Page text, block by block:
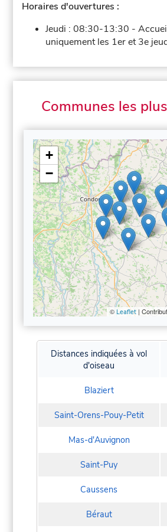
Horaires d'ouvertures :
Jeudi :08:30-13:30 -
uniquement les 1er et 3e
Communes les
+
−
© Leaflet|
Distances indiquées à vol
d'oiseau
Blaziert
Saint-Orens-Pouy-Petit
Mas-d'Auvignon
Saint-Puy
Caussens
Béraut